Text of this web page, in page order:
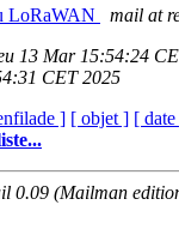
LoRaWAN
mail at
13 Mar 15:54:24
CET 2025
] [ objet ] [
0.09 (Mailman